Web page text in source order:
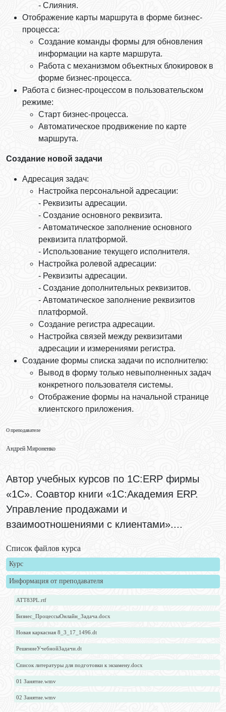
- Слияния.
Отображение карты маршрута в форме бизнес-
процесса:
Создание команды формы для обновления
информации на карте маршрута.
Работа с механизмом объектных блокировок в
форме бизнес-процесса.
Работа с бизнес-процессом в пользовательском
режиме:
Старт бизнес-процесса.
Автоматическое продвижение по карте
маршрута.
Создание новой задачи
Адресация задач:
Настройка персональной адресации:
- Реквизиты адресации.
- Создание основного реквизита.
- Автоматическое заполнение основного
реквизита платформой.
- Использование текущего исполнителя.
Настройка ролевой адресации:
- Реквизиты адресации.
- Создание дополнительных реквизитов.
- Автоматическое заполнение реквизитов
платформой.
Создание регистра адресации.
Настройка связей между реквизитами
адресации и измерениями регистра.
Создание формы списка задачи по исполнителю:
Вывод в форму только невыполненных задач
конкретного пользователя системы.
Отображение формы на начальной странице
клиентского приложения.
О преподавателе
Андрей Мироненко
Автор учебных курсов по 1С:ERP фирмы
«1С». Соавтор книги «1С:Академия ERP.
Управление продажами и
взаимоотношениями с клиентами»....
Список файлов курса
Курс
Информация от преподавателя
ATT83PL.rtf
Бизнес_ПроцессыОнлайн_Задача.docx
Новая каркасная 8_3_17_1496.dt
РешениеУчебнойЗадачи.dt
Список литературы для подготовки к экзамену.docx
01 Занятие.wmv
02 Занятие.wmv